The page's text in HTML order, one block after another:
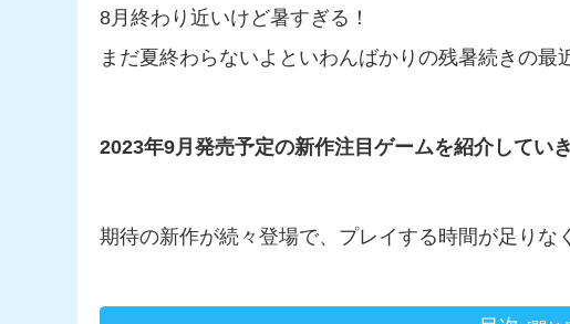
8月終わり近いけど暑すぎる！
まだ夏終わらないよといわんばかりの残暑続きの最
2023年9月発売予定の新作注目ゲームを紹介していき
期待の新作が続々登場で、プレイする時間が足りな